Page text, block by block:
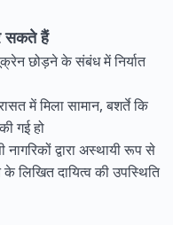
सकते हैं
छोड़ने के संबंध में निर्यात
में मिला सामान, बशर्ते कि
गई हो
द्वारा अस्थायी रूप से
के लिखित दायित्व की उपस्थिति